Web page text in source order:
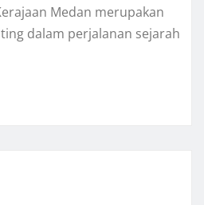
Medan merupakan
dalam perjalanan sejarah